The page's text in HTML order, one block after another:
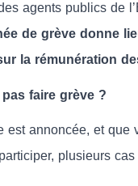
agents publics de
de grève donne
la rémunération
faire grève ?
est annoncée, et que
plusieurs